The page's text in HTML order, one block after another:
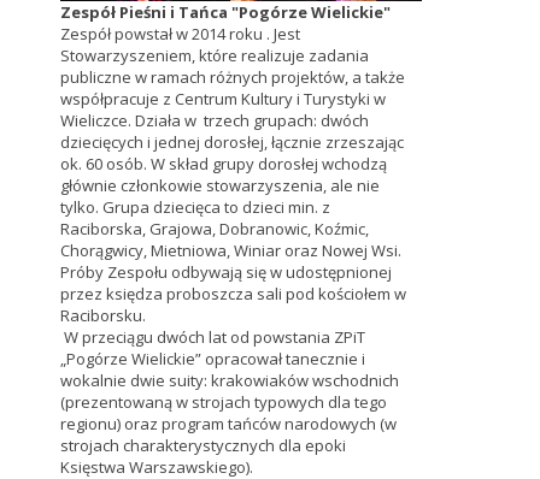
Zespół Pieśni i Tańca "Pogórze Wielickie"
Zespół powstał w 2014 roku . Jest
Stowarzyszeniem, które realizuje zadania
publiczne w ramach różnych projektów, a także
współpracuje z Centrum Kultury i Turystyki w
Wieliczce. Działa w trzech grupach: dwóch
dziecięcych i jednej dorosłej, łącznie zrzeszając
ok. 60 osób. W skład grupy dorosłej wchodzą
głównie członkowie stowarzyszenia, ale nie
tylko. Grupa dziecięca to dzieci min. z
Raciborska, Grajowa, Dobranowic, Koźmic,
Chorągwicy, Mietniowa, Winiar oraz Nowej Wsi.
Próby Zespołu odbywają się w udostępnionej
przez księdza proboszcza sali pod kościołem w
Raciborsku.
W przeciągu dwóch lat od powstania ZPiT
„Pogórze Wielickie” opracował tanecznie i
wokalnie dwie suity: krakowiaków wschodnich
(prezentowaną w strojach typowych dla tego
regionu) oraz program tańców narodowych (w
strojach charakterystycznych dla epoki
Księstwa Warszawskiego).